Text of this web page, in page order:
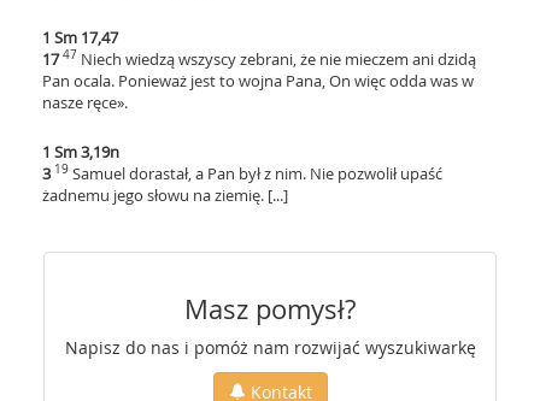
1 Sm 17,47
1747 Niech wiedzą wszyscy zebrani, że nie mieczem ani dzidą
Pan ocala. Ponieważ jest to wojna Pana, On więc odda was w
nasze ręce».
1 Sm 3,19n
3 19 Samuel dorastał, a Pan był z nim. Nie pozwolił upaść
żadnemu jego słowu na ziemię. [...]
Masz pomysł?
Napisz do nas i pomóż nam rozwijać wyszukiwarkę
Kontakt